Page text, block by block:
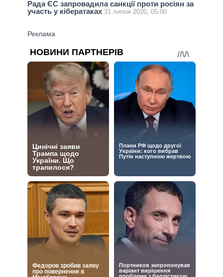
Рада ЄС запровадила санкції проти росіян за
участь у кібератаках 31 липня 2020, 05:00